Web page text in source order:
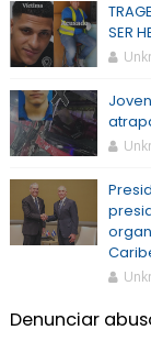
SER
Denunciar